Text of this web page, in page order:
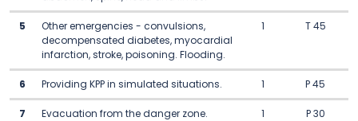
5
Other emergencies - convulsions,
decompensated diabetes, myocardial
infarction, stroke, poisoning. Flooding.
1 T 45
6 Providing KPP in simulated situations. 1 P 45
7 Evacuation from the danger zone. 1 P 30